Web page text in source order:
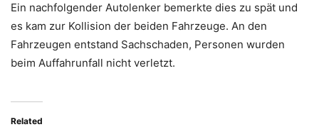
Ein nachfolgender Autolenker bemerkte dies zu spät und
es kam zur Kollision der beiden Fahrzeuge. An den
Fahrzeugen entstand Sachschaden, Personen wurden
beim Auffahrunfall nicht verletzt.
Related